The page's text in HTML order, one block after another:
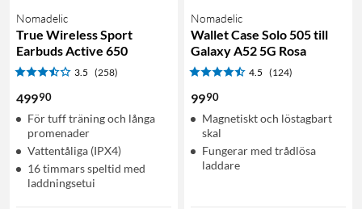
Nomadelic
True Wireless Sport
Earbuds Active 650
3.5 (258)
49990
För tuff träning och långa
promenader
Vattentåliga (IPX4)
16 timmars speltid med
laddningsetui
Nomadelic
Wallet Case Solo 505 till
Galaxy A52 5G Rosa
4.5 (124)
9990
Magnetiskt och löstagbart
skal
Fungerar med trådlösa
laddare